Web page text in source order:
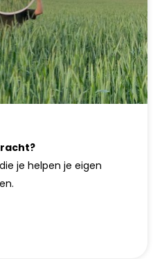
je helpen je eigen